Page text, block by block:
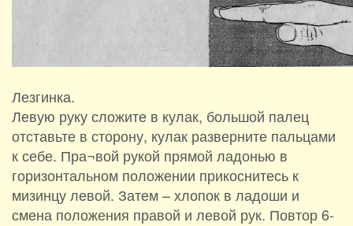
Лезгинка.
Левую руку сложите в кулак, большой палец
отставьте в сторону, кулак разверните пальцами
к себе. Пра¬вой рукой прямой ладонью в
горизонтальном положении прикоснитесь к
мизинцу левой. Затем – хлопок в ладоши и
смена положения правой и левой рук. Повтор 6-